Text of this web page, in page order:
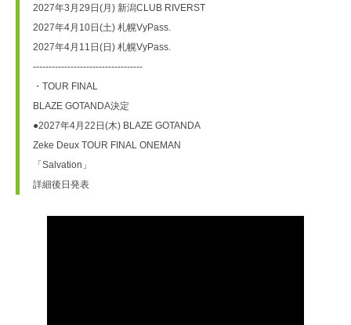
2027年3月29日(月) 新潟CLUB RIVERST
2027年4月10日(土) 札幌VyPass.
2027年4月11日(日) 札幌VyPass.
-----------------------------------
・TOUR FINAL
BLAZE GOTANDA決定
●2027年4月22日(木) BLAZE GOTANDA
Zeke Deux TOUR FINAL ONEMAN
「Salvation」
詳細後日発表